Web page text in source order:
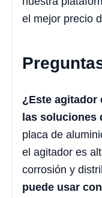
el mejor precio
¿Este agitador
las soluciones
placa de
el agitador es
corrosión y
puede usar